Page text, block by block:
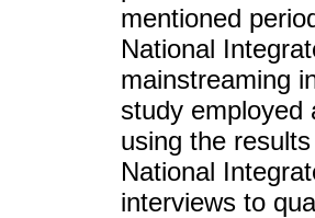
mentioned
National
mainstreaming
study employed
using the
National
interviews to